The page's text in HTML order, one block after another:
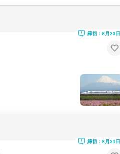
締切：8月23日
締切：8月31日